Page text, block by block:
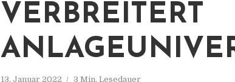
VERBREITERT
13. Januar 2022 3 Min. Lesedauer